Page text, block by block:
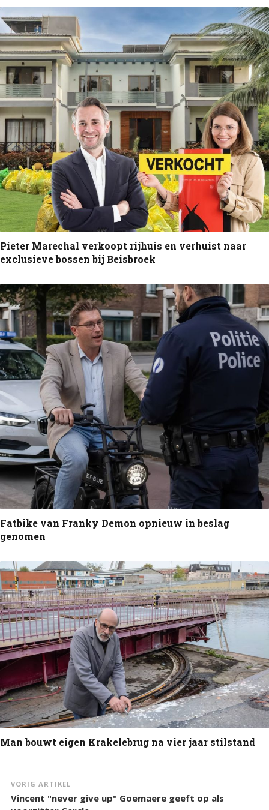
Pieter Marechal verkoopt rijhuis en verhuist naar
exclusieve bossen bij Beisbroek
Fatbike van Franky Demon opnieuw in beslag
genomen
Man bouwt eigen Krakelebrug na vier jaar stilstand
VORIG ARTIKEL
Vincent "never give up" Goemaere geeft op als